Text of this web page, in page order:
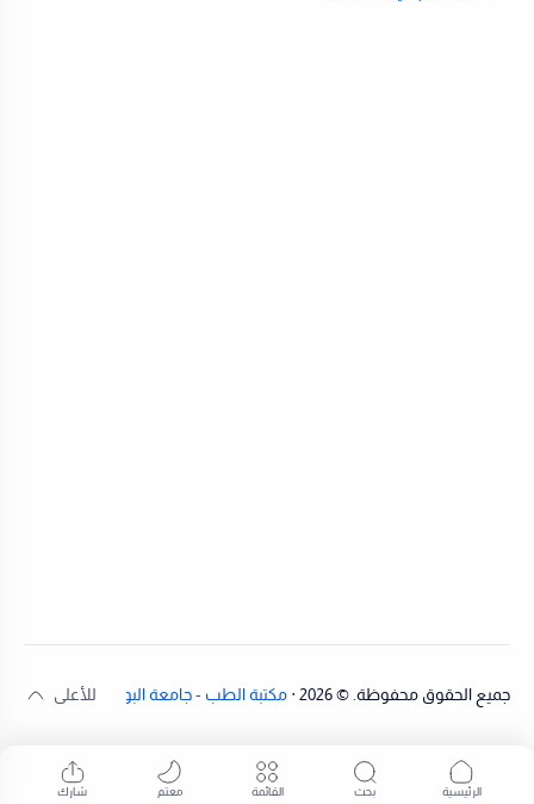
جميع الحقوق محفوظة. © 2026
‧ مكتبة الطب - جامعة البوليتكنك.| تطوير: